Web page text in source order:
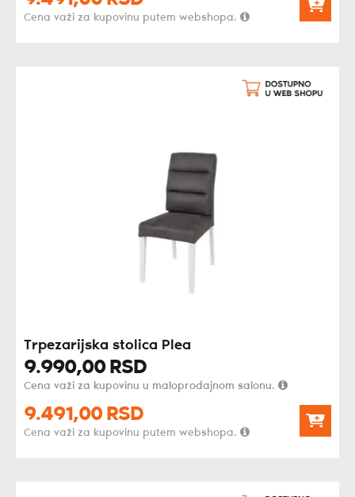
Cena važi za kupovinu putem webshopa.
Trpezarijska stolica Plea
9.990,00 RSD
Cena važi za kupovinu u maloprodajnom salonu.
9.491,00 RSD
Cena važi za kupovinu putem webshopa.